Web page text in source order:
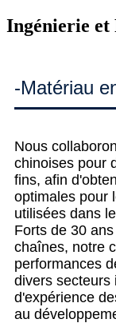
Ingénierie
-Matériau
Nous
chinoises pour
fins, afin
optimales pour
utilisées dans
Forts de 30
chaînes, notre
performances
divers secteurs
d'expérience
au